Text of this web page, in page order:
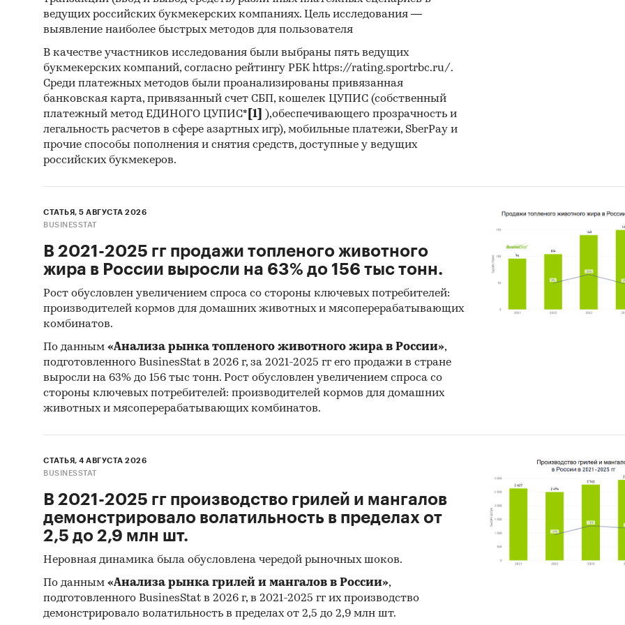
Федеральная налоговая служба
Информация, собранная BusinesStat:
показатели торговли крахмалом
оценки экспертов пищевой промышленности
Россия
ведущих российских букмекерских компаниях. Цель исследования —
выявление наиболее быстрых методов для пользователя
В качестве участников исследования были выбраны пять ведущих
букмекерских компаний, согласно рейтингу РБК https://rating.sportrbc.ru/.
Среди платежных методов были проанализированы привязанная
банковская карта, привязанный счет СБП, кошелек ЦУПИС (собственный
платежный метод ЕДИНОГО ЦУПИС* [1]
),обеспечивающего прозрачность и
легальность расчетов в сфере азартных игр), мобильные платежи, SberPay и
прочие способы пополнения и снятия средств, доступные у ведущих
российских букмекеров.
СТАТЬЯ, 5 АВГУСТА 2026
BUSINESSTAT
В 2021-2025 гг продажи топленого животного
жира в России выросли на 63% до 156 тыс тонн.
Рост обусловлен увеличением спроса со стороны ключевых потребителей:
производителей кормов для домашних животных и мясоперерабатывающих
комбинатов.
По данным «Анализа рынка топленого животного жира в России»,
подготовленного BusinesStat в 2026 г, за 2021-2025 гг его продажи в стране
выросли на 63% до 156 тыс тонн. Рост обусловлен увеличением спроса со
стороны ключевых потребителей: производителей кормов для домашних
животных и мясоперерабатывающих комбинатов.
СТАТЬЯ, 4 АВГУСТА 2026
BUSINESSTAT
В 2021-2025 гг производство грилей и мангалов
демонстрировало волатильность в пределах от
2,5 до 2,9 млн шт.
Неровная динамика была обусловлена чередой рыночных шоков.
По данным «Анализа рынка грилей и мангалов в России»,
подготовленного BusinesStat в 2026 г, в 2021-2025 гг их производство
демонстрировало волатильность в пределах от 2,5 до 2,9 млн шт.